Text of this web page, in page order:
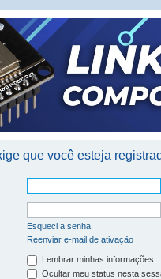
que você esteja
Esqueci a senha
Reenviar e-mail de ativação
Lembrar minhas informações
Ocultar meu status nesta